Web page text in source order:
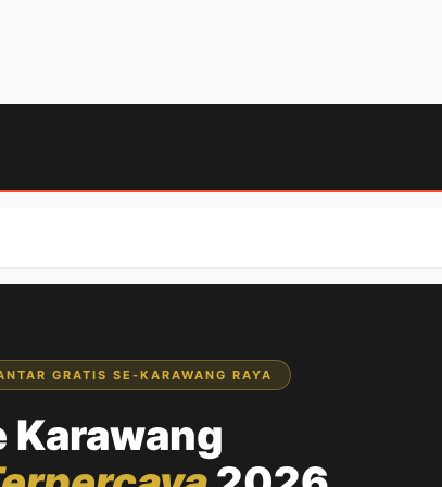
GRATIS SE-KARAWANG RAYA
Karawang